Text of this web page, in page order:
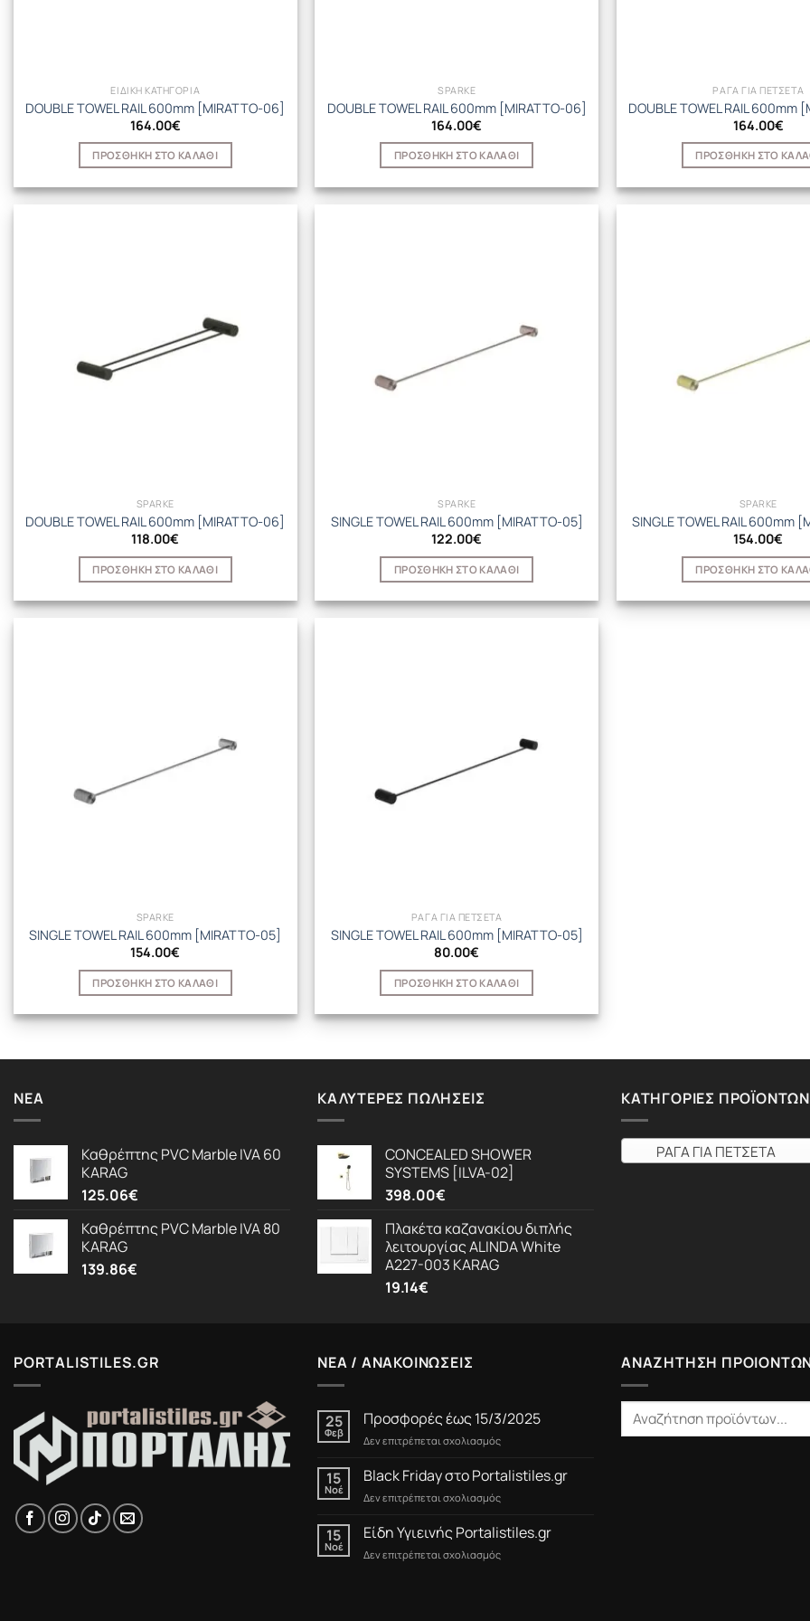
ΕΙΔΙΚΗ ΚΑΤΗΓΟΡΙΑ
DOUBLE TOWEL RAIL 600mm [MIRATTO-06]
164.00€
ΠΡΟΣΘΉΚΗ ΣΤΟ ΚΑΛΆΘΙ
SPARKE
DOUBLE TOWEL RAIL 600mm [MIRATTO-06]
164.00€
ΠΡΟΣΘΉΚΗ ΣΤΟ ΚΑΛΆΘΙ
ΡΑΓΑ ΓΙΑ ΠΕΤΣΕΤΑ
DOUBLE TOWEL RAIL 600mm
164.00€
ΠΡΟΣΘΉΚΗ ΣΤΟ
SPARKE
DOUBLE TOWEL RAIL 600mm [MIRATTO-06]
118.00€
ΠΡΟΣΘΉΚΗ ΣΤΟ ΚΑΛΆΘΙ
SPARKE
SINGLE TOWEL RAIL 600mm [MIRATTO-05]
122.00€
ΠΡΟΣΘΉΚΗ ΣΤΟ ΚΑΛΆΘΙ
SPARKE
SINGLE TOWEL RAIL 600mm
154.00€
ΠΡΟΣΘΉΚΗ ΣΤΟ
SPARKE
SINGLE TOWEL RAIL 600mm [MIRATTO-05]
154.00€
ΠΡΟΣΘΉΚΗ ΣΤΟ ΚΑΛΆΘΙ
ΡΑΓΑ ΓΙΑ ΠΕΤΣΕΤΑ
SINGLE TOWEL RAIL 600mm [MIRATTO-05]
80.00€
ΠΡΟΣΘΉΚΗ ΣΤΟ ΚΑΛΆΘΙ
ΝΈΑ
Καθρέπτης PVC Marble IVA 60
KARAG
125.06€
Καθρέπτης PVC Marble IVA 80
KARAG
139.86€
ΚΑΛΎΤΕΡΕΣ ΠΩΛΉΣΕΙΣ
CONCEALED SHOWER
SYSTEMS [ILVA-02]
398.00€
Πλακέτα καζανακίου διπλής
λειτουργίας ALINDA White
A227-003 KARAG
19.14€
ΚΑΤΗΓΟΡΊΕΣ ΠΡΟΪΌΝΤΩΝ
ΡΑΓΑ ΓΙΑ ΠΕΤΣΕΤΑ
PORTALISTILES.GR ΝΕΑ / ΑΝΑΚΟΙΝΩΣΕΙΣ
25
Φεβ
Προσφορές έως 15/3/2025
Δεν επιτρέπεται σχολιασμόςστο
έως
15/3/2025
15
Νοέ
Black Friday στο Portalistiles.gr
Δεν επιτρέπεται σχολιασμόςστο
Friday
στο
Portalistiles.gr
15
Νοέ
Είδη Υγιεινής Portalistiles.gr
Δεν επιτρέπεται σχολιασμόςστο
ΑΝΑΖΗΤΗΣΗ